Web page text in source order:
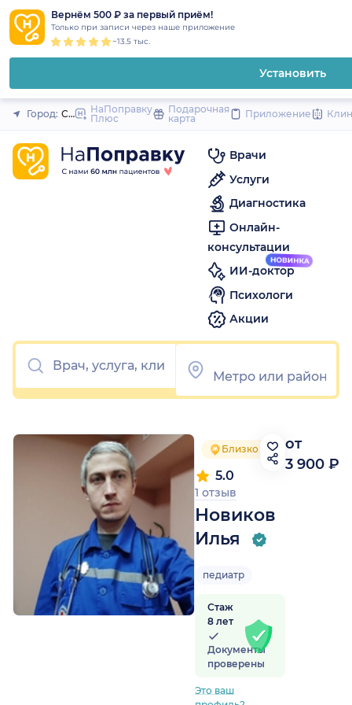
Вернём 500 ₽ за первый приём!
Только при записи через наше приложение
~13.5 тыс.
Установить
Закрыть
Город: Санкт-Петербург
НаПоправку
Плюс
Подарочная
карта
Приложение
Врачи
Услуги
Диагностика
Онлайн-
консультации
ИИ-доктор
Психологи
Акции
Близко от метро
Новиков
Илья
5.0
1 отзыв
педиатр
Стаж
8 лет
Документы
проверены
Это ваш
от
3 900 ₽